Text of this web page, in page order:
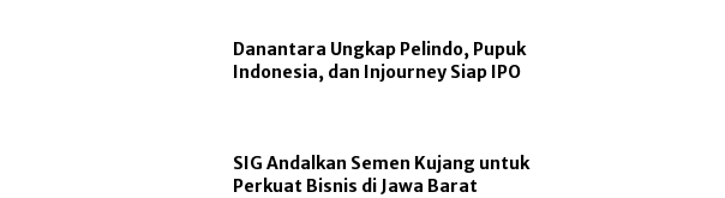
Danantara Ungkap Pelindo, Pupuk
Indonesia, dan Injourney Siap IPO
SIG Andalkan Semen Kujang untuk
Perkuat Bisnis di Jawa Barat